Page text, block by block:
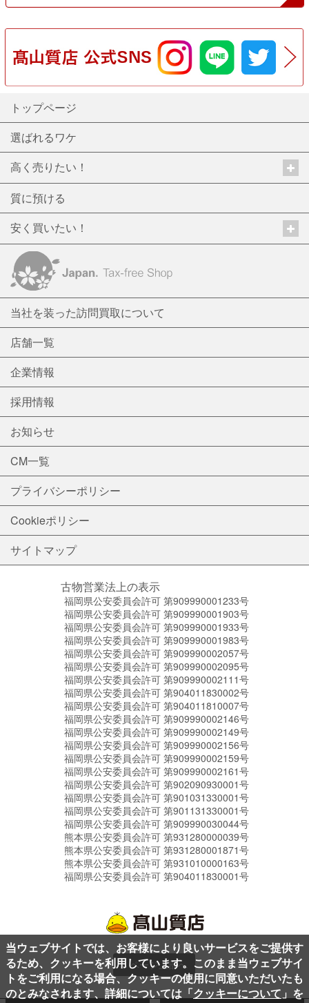
トップページ
選ばれるワケ
高く売りたい！
質に預ける
安く買いたい！
当社を装った訪問買取について
店舗一覧
企業情報
採用情報
お知らせ
CM一覧
プライバシーポリシー
Cookieポリシー
サイトマップ
古物営業法上の表示
福岡県公安委員会許可 第909990001233号
福岡県公安委員会許可 第909990001903号
福岡県公安委員会許可 第909990001933号
福岡県公安委員会許可 第909990001983号
福岡県公安委員会許可 第909990002057号
福岡県公安委員会許可 第909990002095号
福岡県公安委員会許可 第909990002111号
福岡県公安委員会許可 第904011830002号
福岡県公安委員会許可 第904011810007号
福岡県公安委員会許可 第909990002146号
福岡県公安委員会許可 第909990002149号
福岡県公安委員会許可 第909990002156号
福岡県公安委員会許可 第909990002159号
福岡県公安委員会許可 第909990002161号
福岡県公安委員会許可 第902090930001号
福岡県公安委員会許可 第901031330001号
福岡県公安委員会許可 第901131330001号
福岡県公安委員会許可 第909990030044号
熊本県公安委員会許可 第931280000039号
熊本県公安委員会許可 第931280001871号
熊本県公安委員会許可 第931010000163号
福岡県公安委員会許可 第904011830001号
ページ上部へ
当ウェブサイトでは、お客様により良いサービスをご提供す
るため、クッキーを利用しています。このまま当ウェブサイ
トをご利用になる場合、クッキーの使用に同意いただいたも
のとみなされます、詳細については「クッキーについて 」を